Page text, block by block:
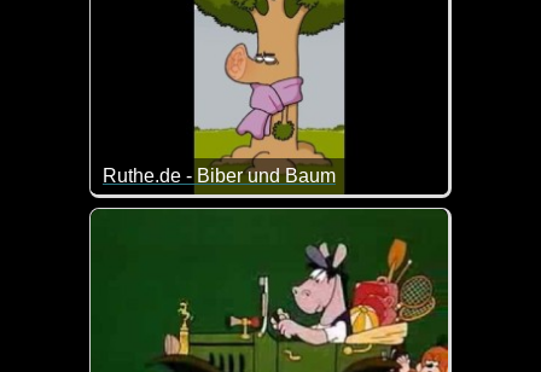
Ruthe.de - Biber und Baum
Manchmal kann ein Niesen auch vor Feinden